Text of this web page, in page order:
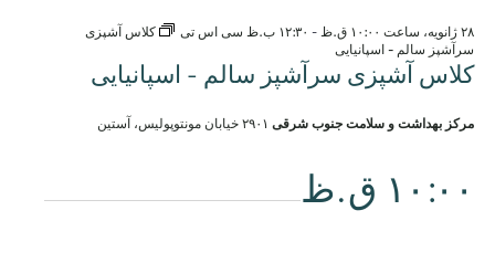
کلاس آشپزی سرآشپز سالم - اسپانیایی
۲۸ ژانویه، ساعت ۱۰:۰۰ ق.ظ - ۱۲:۳۰ ب.ظ سی اس تی
کلاس آشپزی
سرآشپز سالم - اسپانیایی
مرکز بهداشت و سلامت جنوب شرقی ۲۹۰۱ خیابان مونتوپولیس، آستین
۱۰:۰۰ ق.ظ